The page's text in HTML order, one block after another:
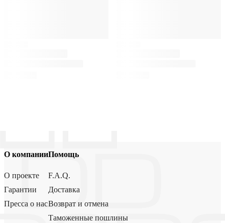
О компании
О проекте
Гарантии
Пресса о нас
Помощь
F.A.Q.
Доставка
Возврат и отмена
Таможенные пошлины